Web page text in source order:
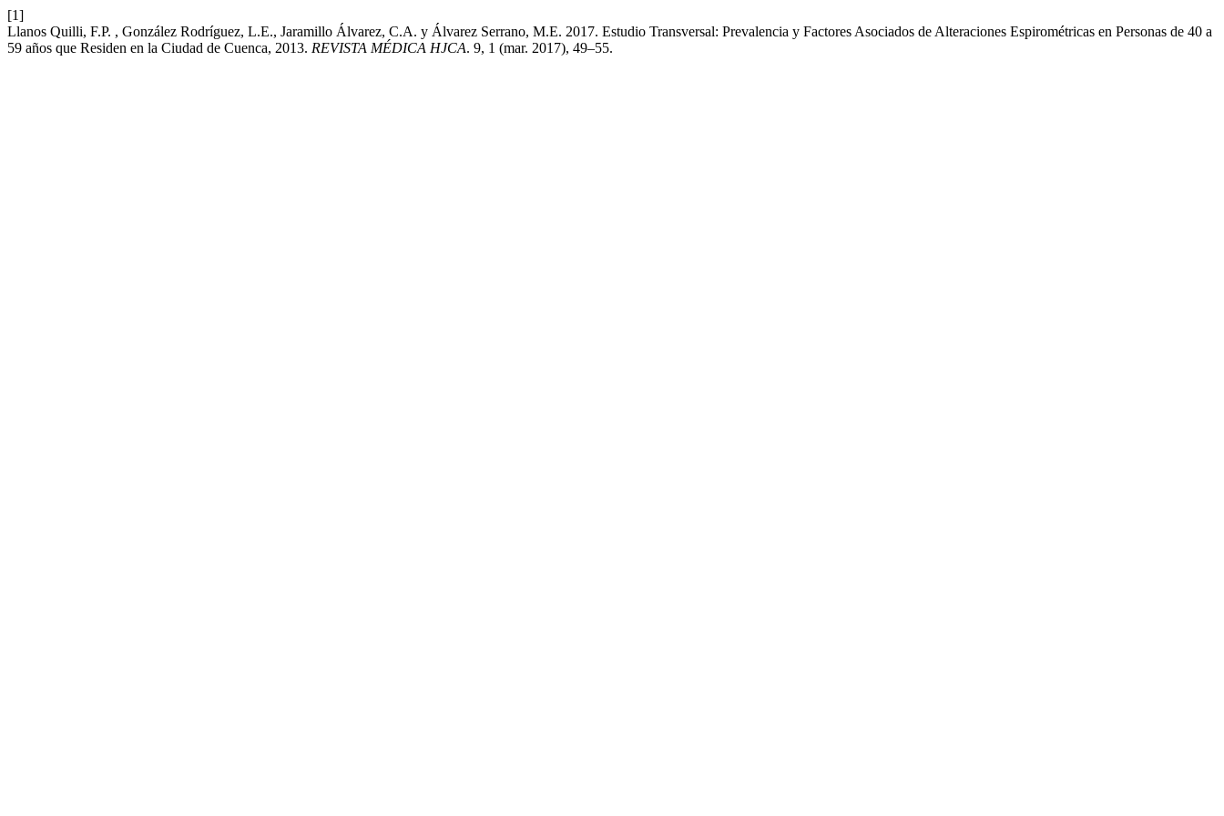
[1]
Llanos Quilli, F.P. , González Rodríguez, L.E., Jaramillo Álvarez, C.A. y Álvarez Serrano, M.E. 2017. Estudio Transversal: Prevalencia y Factores Asociados de Alteraciones Espirométricas en Personas de 40 a
59 años que Residen en la Ciudad de Cuenca, 2013. REVISTA MÉDICA HJCA. 9, 1 (mar. 2017), 49–55.